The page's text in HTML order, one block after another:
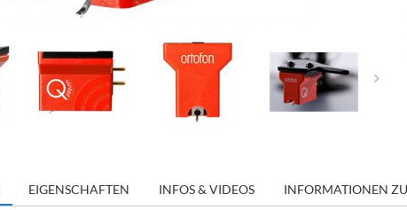
EIGENSCHAFTEN INFOS & VIDEOS INFORMATIONEN